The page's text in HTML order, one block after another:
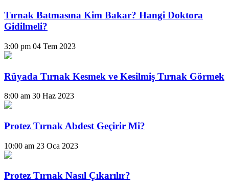
Tırnak Batmasına Kim Bakar? Hangi Doktora
Gidilmeli?
3:00 pm 04 Tem 2023
Rüyada Tırnak Kesmek ve Kesilmiş Tırnak Görmek
8:00 am 30 Haz 2023
Protez Tırnak Abdest Geçirir Mi?
10:00 am 23 Oca 2023
Protez Tırnak Nasıl Çıkarılır?